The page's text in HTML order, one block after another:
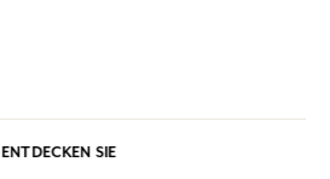
ENTDECKEN SIE